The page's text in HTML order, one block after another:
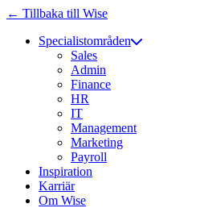
← Tillbaka till Wise
Specialistområden
Sales
Admin
Finance
HR
IT
Management
Marketing
Payroll
Inspiration
Karriär
Om Wise